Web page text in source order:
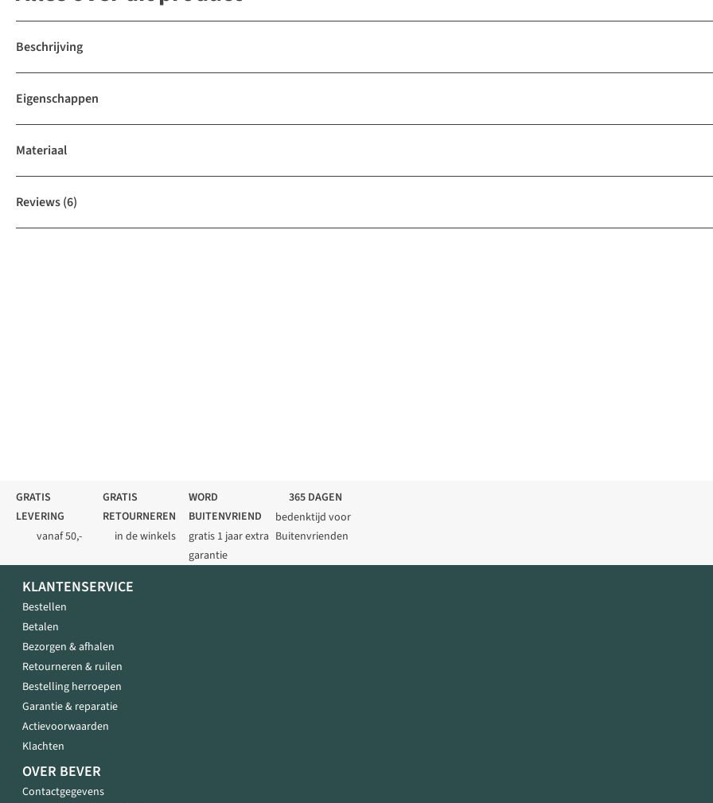
Beschrijving
Eigenschappen
Materiaal
Reviews(6)
GRATIS
LEVERING
vanaf 50,-
GRATIS
RETOURNEREN
in de winkels
WORD
BUITENVRIEND
gratis 1 jaar extra
garantie
365 DAGEN
bedenktijd voor
Buitenvrienden
KLANTENSERVICE
Bestellen
Betalen
Bezorgen & afhalen
Retourneren & ruilen
Bestelling herroepen
Garantie & reparatie
Actievoorwaarden
Klachten
OVER BEVER
Contactgegevens